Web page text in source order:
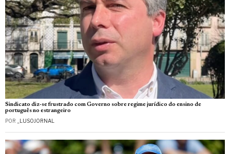
Sindicato diz-se frustrado com Governo sobre regime jurídico do ensino de
português no estrangeiro
POR _LUSOJORNAL